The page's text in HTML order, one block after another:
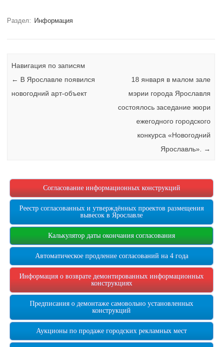
Раздел: Информация
Навигация по записям
← В Ярославле появился
новогодний арт-объект
18 января в малом зале
мэрии города Ярославля
состоялось заседание жюри
ежегодного городского
конкурса «Новогодний
Ярославль».
→
Согласование информационных конструкций
Реестр согласованных и утверждённых проектов размещения
вывесок в Ярославле
Калькулятор даты окончания согласования
Автоматическое продление согласований на 4 года
Информация о возврате демонтированных информационных
конструкциях
Предписания о демонтаже самовольно установленных
конструкций
Аукционы по продаже городских рекламных мест